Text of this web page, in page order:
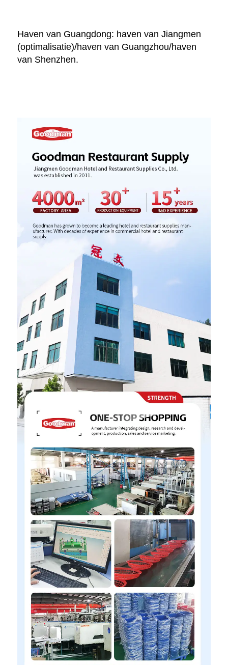
Haven van Guangdong: haven van Jiangmen
(optimalisatie)/haven van Guangzhou/haven
van Shenzhen.